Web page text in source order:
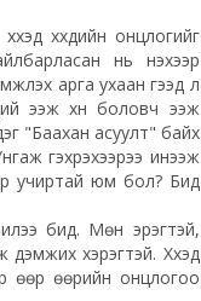
хүүхдийн онцлогийг
нь үнэхээр
арга ухаан гээд л
ээж хүн боловч ээж
"Баахан асуулт" байх
гэхрэхээрээ инээж
учиртай юм бол? Бид
бид. Мөн эрэгтэй,
хэрэгтэй. Хүүхэд
өөр өөрийн онцлогоо